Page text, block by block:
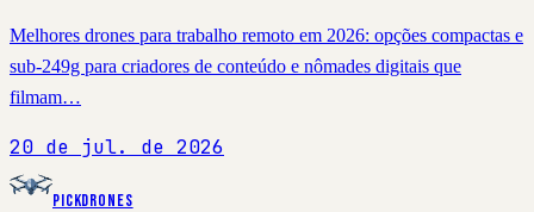
Melhores drones para trabalho remoto em 2026: opções compactas e
sub-249g para criadores de conteúdo e nômades digitais que
filmam…
20 de jul. de 2026
PickDrones